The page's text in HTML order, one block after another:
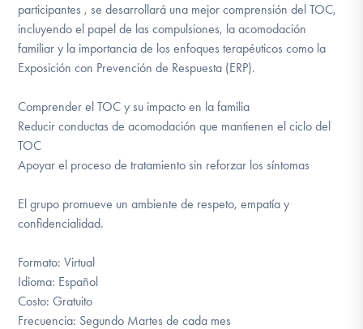
participantes , se desarrollará una mejor comprensión del TOC,
incluyendo el papel de las compulsiones, la acomodación
familiar y la importancia de los enfoques terapéuticos como la
Exposición con Prevención de Respuesta (ERP).
Comprender el TOC y su impacto en la familia
Reducir conductas de acomodación que mantienen el ciclo del
TOC
Apoyar el proceso de tratamiento sin reforzar los síntomas
El grupo promueve un ambiente de respeto, empatía y
confidencialidad.
Formato: Virtual
Idioma: Español
Costo: Gratuito
Frecuencia: Segundo Martes de cada mes